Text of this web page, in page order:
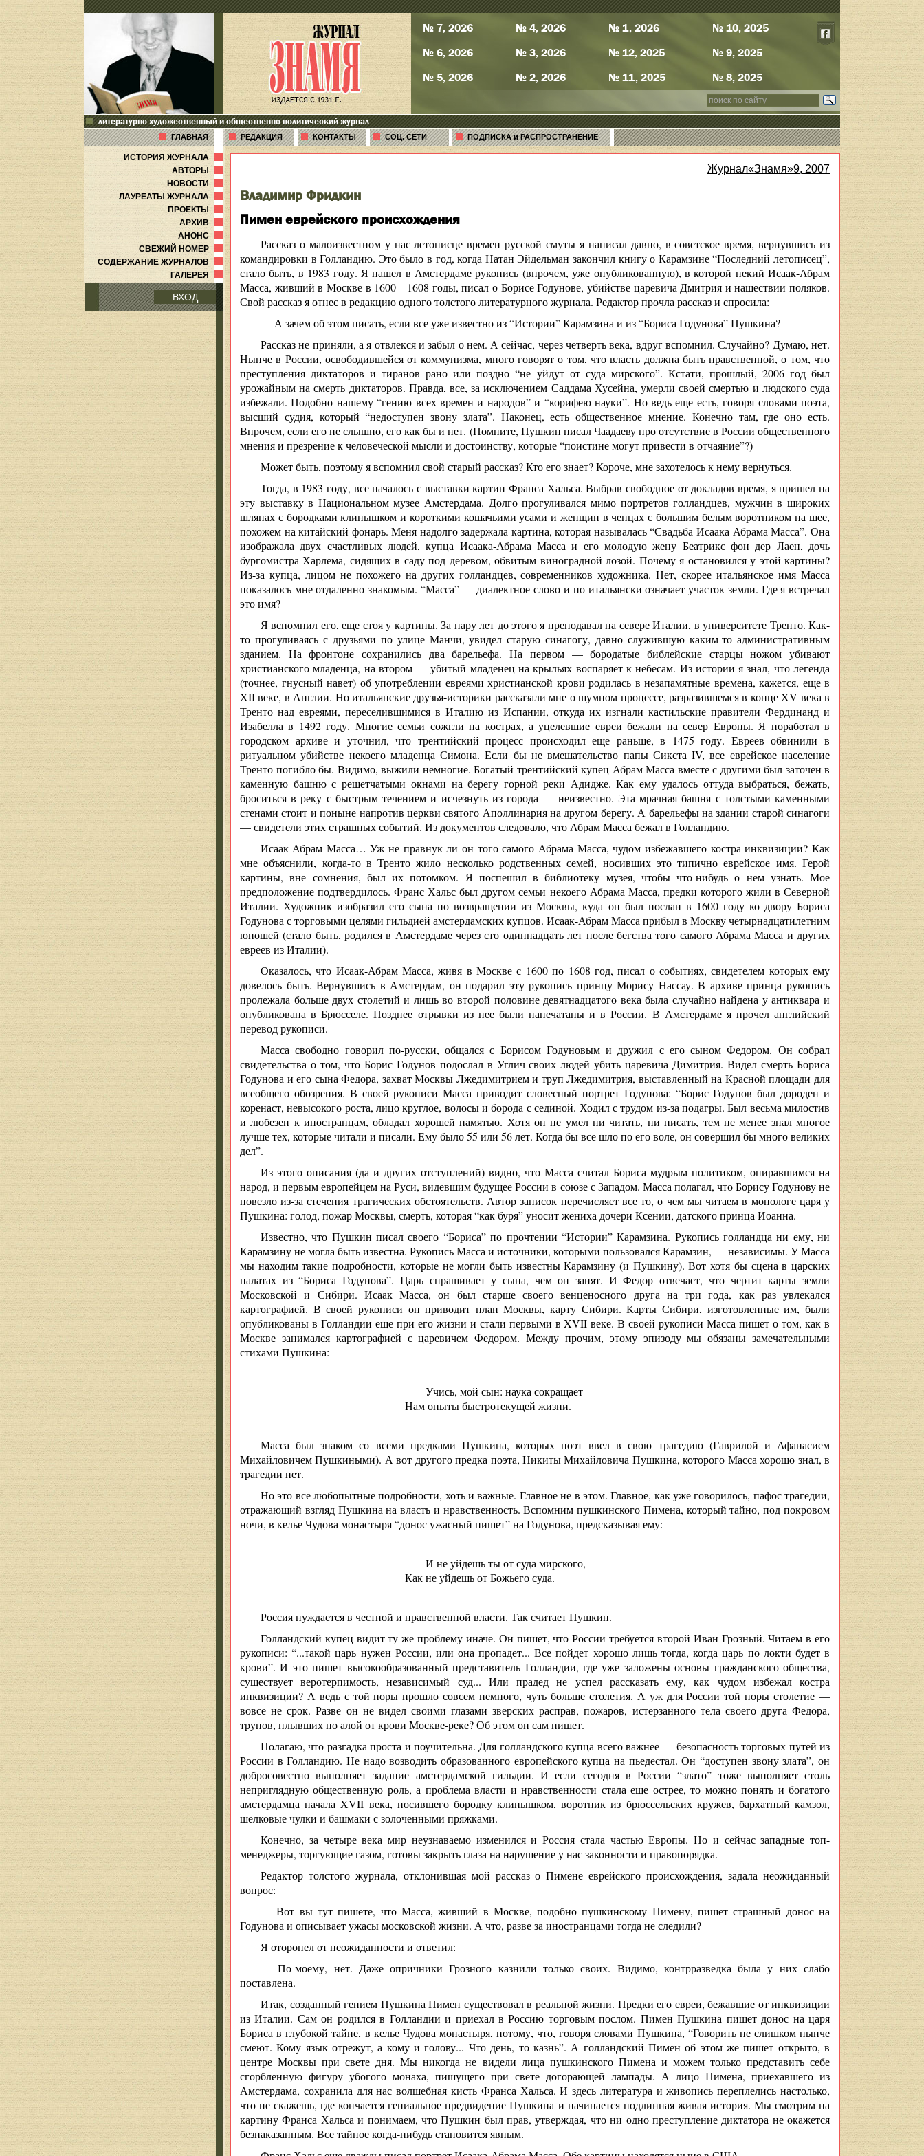
№ 7, 2026
№ 6, 2026
№ 5, 2026
№ 4, 2026
№ 3, 2026
№ 2, 2026
№ 1, 2026
№ 12, 2025
№ 11, 2025
№ 10, 2025
№ 9, 2025
№ 8, 2025
литературно-художественный и общественно-политический журнал
ГЛАВНАЯ РЕДАКЦИЯ КОНТАКТЫ СОЦ. СЕТИ ПОДПИСКА и РАСПРОСТРАНЕНИЕ
ИСТОРИЯ ЖУРНАЛА
АВТОРЫ
НОВОСТИ
ЛАУРЕАТЫ ЖУРНАЛА
ПРОЕКТЫ
АРХИВ
АНОНС
СВЕЖИЙ НОМЕР
СОДЕРЖАНИЕ ЖУРНАЛОВ
ГАЛЕРЕЯ
ВХОД
Журнал«Знамя»9, 2007
Владимир Фридкин
Пимен еврейского происхождения
Рассказ о малоизвестном у нас летописце времен русской смуты я написал давно, в советское время, вернувшись из
командировки в Голландию. Это было в год, когда Натан Эйдельман закончил книгу о Карамзине “Последний летописец”,
стало быть, в 1983 году. Я нашел в Амстердаме рукопись (впрочем, уже опубликованную), в которой некий Исаак-Абрам
Масса, живший в Москве в 1600—1608 годы, писал о Борисе Годунове, убийстве царевича Дмитрия и нашествии поляков.
Свой рассказ я отнес в редакцию одного толстого литературного журнала. Редактор прочла рассказ и спросила:
— А зачем об этом писать, если все уже известно из “Истории” Карамзина и из “Бориса Годунова” Пушкина?
Рассказ не приняли, а я отвлекся и забыл о нем. А сейчас, через четверть века, вдруг вспомнил. Случайно? Думаю, нет.
Нынче в России, освободившейся от коммунизма, много говорят о том, что власть должна быть нравственной, о том, что
преступления диктаторов и тиранов рано или поздно “не уйдут от суда мирского”. Кстати, прошлый, 2006 год был
урожайным на смерть диктаторов. Правда, все, за исключением Саддама Хусейна, умерли своей смертью и людского суда
избежали. Подобно нашему “гению всех времен и народов” и “корифею науки”. Но ведь еще есть, говоря словами поэта,
высший судия, который “недоступен звону злата”. Наконец, есть общественное мнение. Конечно там, где оно есть.
Впрочем, если его не слышно, его как бы и нет. (Помните, Пушкин писал Чаадаеву про отсутствие в России общественного
мнения и презрение к человеческой мысли и достоинству, которые “поистине могут привести в отчаяние”?)
Может быть, поэтому я вспомнил свой старый рассказ? Кто его знает? Короче, мне захотелось к нему вернуться.
Тогда, в 1983 году, все началось с выставки картин Франса Хальса. Выбрав свободное от докладов время, я пришел на
эту выставку в Национальном музее Амстердама. Долго прогуливался мимо портретов голландцев, мужчин в широких
шляпах с бородками клинышком и короткими кошачьими усами и женщин в чепцах с большим белым воротником на шее,
похожем на китайский фонарь. Меня надолго задержала картина, которая называлась “Свадьба Исаака-Абрама Масса”. Она
изображала двух счастливых людей, купца Исаака-Абрама Масса и его молодую жену Беатрикс фон дер Лаен, дочь
бургомистра Харлема, сидящих в саду под деревом, обвитым виноградной лозой. Почему я остановился у этой картины?
Из-за купца, лицом не похожего на других голландцев, современников художника. Нет, скорее итальянское имя Масса
показалось мне отдаленно знакомым. “Масса” — диалектное слово и по-итальянски означает участок земли. Где я встречал
это имя?
Я вспомнил его, еще стоя у картины. За пару лет до этого я преподавал на севере Италии, в университете Тренто. Как-
то прогуливаясь с друзьями по улице Манчи, увидел старую синагогу, давно служившую каким-то административным
зданием. На фронтоне сохранились два барельефа. На первом — бородатые библейские старцы ножом убивают
христианского младенца, на втором — убитый младенец на крыльях воспаряет к небесам. Из истории я знал, что легенда
(точнее, гнусный навет) об употреблении евреями христианской крови родилась в незапамятные времена, кажется, еще в
XII веке, в Англии. Но итальянские друзья-историки рассказали мне о шумном процессе, разразившемся в конце XV века в
Тренто над евреями, переселившимися в Италию из Испании, откуда их изгнали кастильские правители Фердинанд и
Изабелла в 1492 году. Многие семьи сожгли на кострах, а уцелевшие евреи бежали на север Европы. Я поработал в
городском архиве и уточнил, что трентийский процесс происходил еще раньше, в 1475 году. Евреев обвинили в
ритуальном убийстве некоего младенца Симона. Если бы не вмешательство папы Сикста IV, все еврейское население
Тренто погибло бы. Видимо, выжили немногие. Богатый трентийский купец Абрам Масса вместе с другими был заточен в
каменную башню с решетчатыми окнами на берегу горной реки Адидже. Как ему удалось оттуда выбраться, бежать,
броситься в реку с быстрым течением и исчезнуть из города — неизвестно. Эта мрачная башня с толстыми каменными
стенами стоит и поныне напротив церкви святого Аполлинария на другом берегу. А барельефы на здании старой синагоги
— свидетели этих страшных событий. Из документов следовало, что Абрам Масса бежал в Голландию.
Исаак-Абрам Масса… Уж не правнук ли он того самого Абрама Масса, чудом избежавшего костра инквизиции? Как
мне объяснили, когда-то в Тренто жило несколько родственных семей, носивших это типично еврейское имя. Герой
картины, вне сомнения, был их потомком. Я поспешил в библиотеку музея, чтобы что-нибудь о нем узнать. Мое
предположение подтвердилось. Франс Хальс был другом семьи некоего Абрама Масса, предки которого жили в Северной
Италии. Художник изобразил его сына по возвращении из Москвы, куда он был послан в 1600 году ко двору Бориса
Годунова с торговыми целями гильдией амстердамских купцов. Исаак-Абрам Масса прибыл в Москву четырнадцатилетним
юношей (стало быть, родился в Амстердаме через сто одиннадцать лет после бегства того самого Абрама Масса и других
евреев из Италии).
Оказалось, что Исаак-Абрам Масса, живя в Москве с 1600 по 1608 год, писал о событиях, свидетелем которых ему
довелось быть. Вернувшись в Амстердам, он подарил эту рукопись принцу Морису Нассау. В архиве принца рукопись
пролежала больше двух столетий и лишь во второй половине девятнадцатого века была случайно найдена у антиквара и
опубликована в Брюсселе. Позднее отрывки из нее были напечатаны и в России. В Амстердаме я прочел английский
перевод рукописи.
Масса свободно говорил по-русски, общался с Борисом Годуновым и дружил с его сыном Федором. Он собрал
свидетельства о том, что Борис Годунов подослал в Углич своих людей убить царевича Димитрия. Видел смерть Бориса
Годунова и его сына Федора, захват Москвы Лжедимитрием и труп Лжедимитрия, выставленный на Красной площади для
всеобщего обозрения. В своей рукописи Масса приводит словесный портрет Годунова: “Борис Годунов был дороден и
коренаст, невысокого роста, лицо круглое, волосы и борода с сединой. Ходил с трудом из-за подагры. Был весьма милостив
и любезен к иностранцам, обладал хорошей памятью. Хотя он не умел ни читать, ни писать, тем не менее знал многое
лучше тех, которые читали и писали. Ему было 55 или 56 лет. Когда бы все шло по его воле, он совершил бы много великих
дел”.
Из этого описания (да и других отступлений) видно, что Масса считал Бориса мудрым политиком, опиравшимся на
народ, и первым европейцем на Руси, видевшим будущее России в союзе с Западом. Масса полагал, что Борису Годунову не
повезло из-за стечения трагических обстоятельств. Автор записок перечисляет все то, о чем мы читаем в монологе царя у
Пушкина: голод, пожар Москвы, смерть, которая “как буря” уносит жениха дочери Ксении, датского принца Иоанна.
Известно, что Пушкин писал своего “Бориса” по прочтении “Истории” Карамзина. Рукопись голландца ни ему, ни
Карамзину не могла быть известна. Рукопись Масса и источники, которыми пользовался Карамзин, — независимы. У Масса
мы находим такие подробности, которые не могли быть известны Карамзину (и Пушкину). Вот хотя бы сцена в царских
палатах из “Бориса Годунова”. Царь спрашивает у сына, чем он занят. И Федор отвечает, что чертит карты земли
Московской и Сибири. Исаак Масса, он был старше своего венценосного друга на три года, как раз увлекался
картографией. В своей рукописи он приводит план Москвы, карту Сибири. Карты Сибири, изготовленные им, были
опубликованы в Голландии еще при его жизни и стали первыми в XVII веке. В своей рукописи Масса пишет о том, как в
Москве занимался картографией с царевичем Федором. Между прочим, этому эпизоду мы обязаны замечательными
стихами Пушкина:
Учись, мой сын: наука сокращает
Нам опыты быстротекущей жизни.
Масса был знаком со всеми предками Пушкина, которых поэт ввел в свою трагедию (Гаврилой и Афанасием
Михайловичем Пушкиными). А вот другого предка поэта, Никиты Михайловича Пушкина, которого Масса хорошо знал, в
трагедии нет.
Но это все любопытные подробности, хоть и важные. Главное не в этом. Главное, как уже говорилось, пафос трагедии,
отражающий взгляд Пушкина на власть и нравственность. Вспомним пушкинского Пимена, который тайно, под покровом
ночи, в келье Чудова монастыря “донос ужасный пишет” на Годунова, предсказывая ему:
И не уйдешь ты от суда мирского,
Как не уйдешь от Божьего суда.
Россия нуждается в честной и нравственной власти. Так считает Пушкин.
Голландский купец видит ту же проблему иначе. Он пишет, что России требуется второй Иван Грозный. Читаем в его
рукописи: “...такой царь нужен России, или она пропадет... Все пойдет хорошо лишь тогда, когда царь по локти будет в
крови”. И это пишет высокообразованный представитель Голландии, где уже заложены основы гражданского общества,
существует веротерпимость, независимый суд... Или прадед не успел рассказать ему, как чудом избежал костра
инквизиции? А ведь с той поры прошло совсем немного, чуть больше столетия. А уж для России той поры столетие —
вовсе не срок. Разве он не видел своими глазами зверских расправ, пожаров, истерзанного тела своего друга Федора,
трупов, плывших по алой от крови Москве-реке? Об этом он сам пишет.
Полагаю, что разгадка проста и поучительна. Для голландского купца всего важнее — безопасность торговых путей из
России в Голландию. Не надо возводить образованного европейского купца на пьедестал. Он “доступен звону злата”, он
добросовестно выполняет задание амстердамской гильдии. И если сегодня в России “злато” тоже выполняет столь
неприглядную общественную роль, а проблема власти и нравственности стала еще острее, то можно понять и богатого
амстердамца начала XVII века, носившего бородку клинышком, воротник из брюссельских кружев, бархатный камзол,
шелковые чулки и башмаки с золоченными пряжками.
Конечно, за четыре века мир неузнаваемо изменился и Россия стала частью Европы. Но и сейчас западные топ-
менеджеры, торгующие газом, готовы закрыть глаза на нарушение у нас законности и правопорядка.
Редактор толстого журнала, отклонившая мой рассказ о Пимене еврейского происхождения, задала неожиданный
вопрос:
— Вот вы тут пишете, что Масса, живший в Москве, подобно пушкинскому Пимену, пишет страшный донос на
Годунова и описывает ужасы московской жизни. А что, разве за иностранцами тогда не следили?
Я оторопел от неожиданности и ответил:
— По-моему, нет. Даже опричники Грозного казнили только своих. Видимо, контрразведка была у них слабо
поставлена.
Итак, созданный гением Пушкина Пимен существовал в реальной жизни. Предки его евреи, бежавшие от инквизиции
из Италии. Сам он родился в Голландии и приехал в Россию торговым послом. Пимен Пушкина пишет донос на царя
Бориса в глубокой тайне, в келье Чудова монастыря, потому, что, говоря словами Пушкина, “Говорить не слишком нынче
смеют. Кому язык отрежут, а кому и голову... Что день, то казнь”. А голландский Пимен об этом же пишет открыто, в
центре Москвы при свете дня. Мы никогда не видели лица пушкинского Пимена и можем только представить себе
сгорбленную фигуру убогого монаха, пишущего при свете догорающей лампады. А лицо Пимена, приехавшего из
Амстердама, сохранила для нас волшебная кисть Франса Хальса. И здесь литература и живопись переплелись настолько,
что не скажешь, где кончается гениальное предвидение Пушкина и начинается подлинная живая история. Мы смотрим на
картину Франса Хальса и понимаем, что Пушкин был прав, утверждая, что ни одно преступление диктатора не окажется
безнаказанным. Все тайное когда-нибудь становится явным.